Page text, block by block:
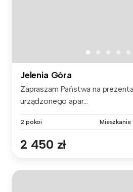
Jelenia Góra
Zapraszam Państwa na
urządzonego apar...
2 pokoi Mieszkanie
2 450 zł